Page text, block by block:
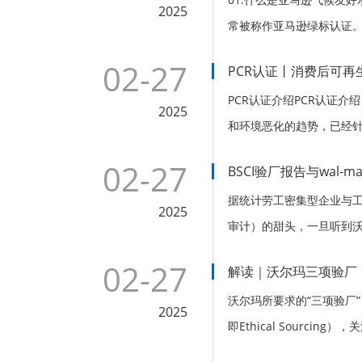
2025
常被称作亚马逊绿标认证
马逊联合...
02-27
2025
PCR认证丨消费后可
PCR认证介绍PCR认证介
和环境恶化的趋势，已经
始关注再生材...
02-27
2025
BSCI验厂报告与wal-
据统计劳工密集型企业与
审计）的甜头，一旦听到
任管理体系BS...
02-27
2025
解读｜沃尔玛三项验
沃尔玛所要求的“三项验
即Ethical Sourcing），